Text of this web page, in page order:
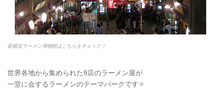
新横浜ラーメン博物館はこちらをチェック！
世界各地から集められた9店のラーメン屋が
一堂に会するラーメンのテーマパークです✧